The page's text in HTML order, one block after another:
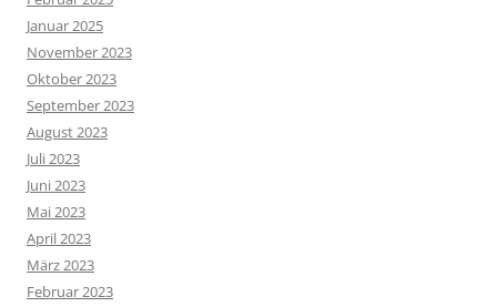
Januar 2025
November 2023
Oktober 2023
September 2023
August 2023
Juli 2023
Juni 2023
Mai 2023
April 2023
März 2023
Februar 2023